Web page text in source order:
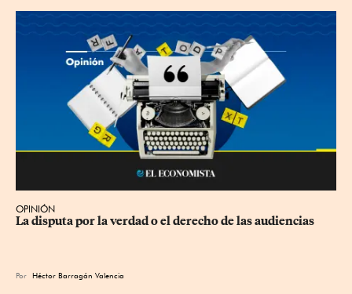
OPINIÓN
La disputa por la verdad o el derecho de las audiencias
Por Héctor Barragán Valencia